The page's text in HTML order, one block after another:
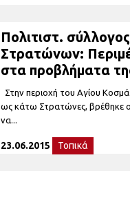
Πολιτιστ.
Στρατώνων:
στα προβλήματα
Στην περιοχή του Αγίου
ως κάτω Στρατώνες, βρέθηκε
να...
23.06.2015 Τοπικά